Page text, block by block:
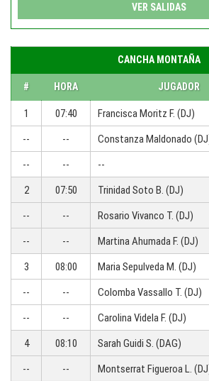
VER SALIDAS
CANCHA MONTAÑA
# HORA JUGADOR
1 07:40 Francisca Moritz F. (DJ)
--
-- Constanza Maldonado
--
-- --
2
07:50 Trinidad Soto B. (DJ)
--
-- Rosario Vivanco T. (DJ)
--
-- Martina Ahumada F. (DJ)
3
08:00 Maria Sepulveda M. (DJ)
--
-- Colomba Vassallo T. (DJ)
--
-- Carolina Videla F. (DJ)
4
08:10 Sarah Guidi S. (DAG)
--
-- Montserrat Figueroa L.